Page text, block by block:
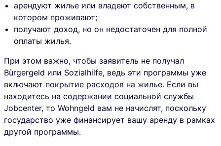
арендуют жилье или владеют собственным, в
котором проживают;
получают доход, но он недостаточен для полной
оплаты жилья.
При этом важно, чтобы заявитель не получал
Bürgergeld или Sozialhilfe, ведь эти программы уже
включают покрытие расходов на жилье. Если вы
находитесь на содержании социальной службы
Jobcenter, то Wohngeld вам не начислят, поскольку
государство уже финансирует вашу аренду в рамках
другой программы.